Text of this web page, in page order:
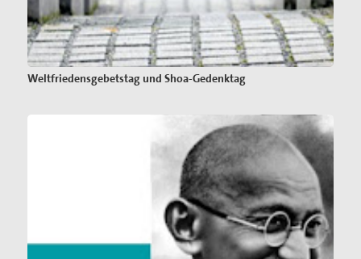
Weltfriedensgebetstag und Shoa-Gedenktag